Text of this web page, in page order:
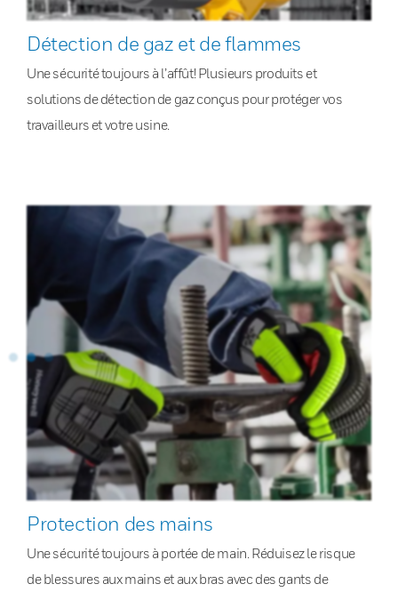
Détection de gaz et de flammes
Une sécurité toujours à l’affût! Plusieurs produits et
solutions de détection de gaz conçus pour protéger vos
travailleurs et votre usine.
Protection des mains
Une sécurité toujours à portée de main. Réduisez le risque
de blessures aux mains et aux bras avec des gants de